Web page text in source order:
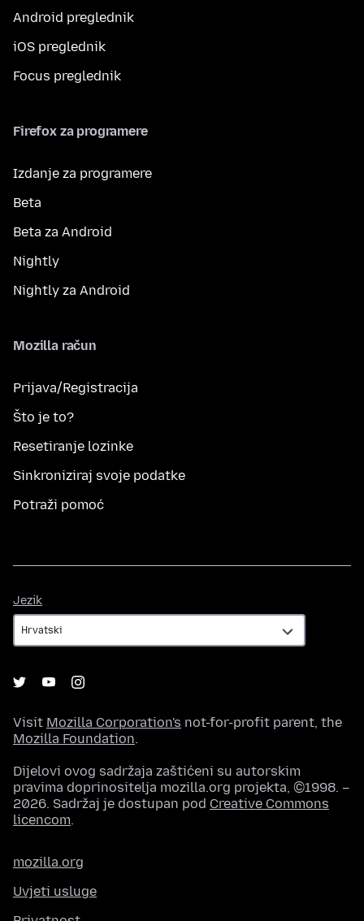
Android preglednik
iOS preglednik
Focus preglednik
Firefox za programere
Izdanje za programere
Beta
Beta za Android
Nightly
Nightly za Android
Mozilla račun
Prijava/Registracija
Što je to?
Resetiranje lozinke
Sinkroniziraj svoje podatke
Potraži pomoć
Jezik
Visit Mozilla Corporation's not-for-profit parent, the
Mozilla Foundation.
Dijelovi ovog sadržaja zaštićeni su autorskim
pravima doprinositelja mozilla.org projekta, ©1998. –
2026. Sadržaj je dostupan pod Creative Commons
licencom.
mozilla.org
Uvjeti usluge